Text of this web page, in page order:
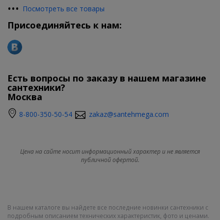
••• Посмотреть все товары
Присоединяйтесь к нам:
Есть вопросы по заказу в нашем магазине
сантехники?
Москва
8-800-350-50-54 zakaz@santehmega.com
Цена на сайте носит информационный характер и не является
публичной офертой.
В нашем каталоге вы найдете все последние новинки сантехники с
подробным описанием технических характеристик, фото и ценами.